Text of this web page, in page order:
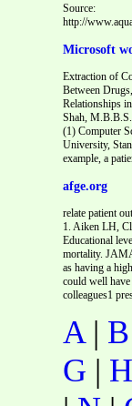
Source:
http://
Microsoft
Extraction of
Between
Relationships
Shah,
(1) Computer
University,
example, a
afge.org
relate patient
1. Aiken LH,
Educational
mortality.
as having a
could well
colleagues1
A| B
G | H